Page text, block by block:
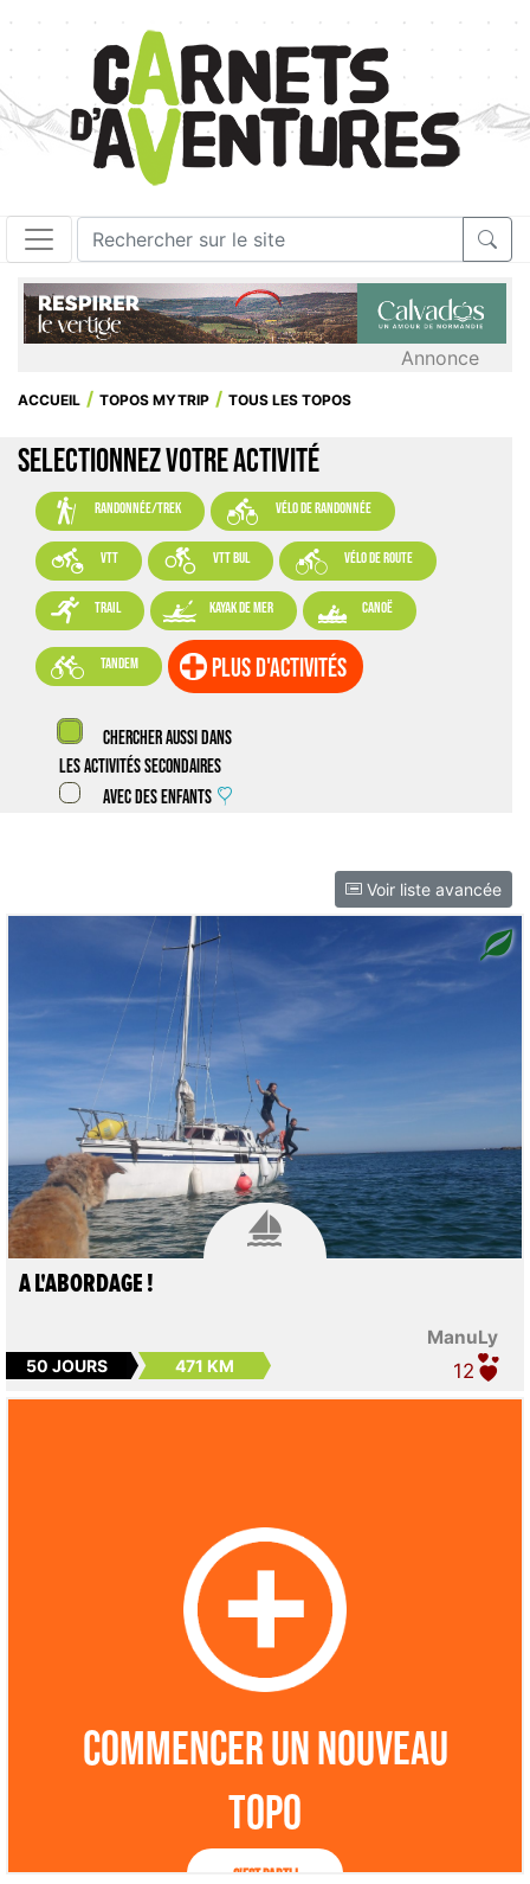
Annonce
ACCUEIL TOPOS MYTRIP TOUS LES TOPOS
SELECTIONNEZ VOTRE ACTIVITÉ
 randonnée/trek  vélo de randonnée
 VTT  VTT BUL  vélo de route
 trail  kayak de mer  canoë
 tandem plus d'activités
Chercher aussi dans
les activités secondaires
Avec des enfants
Voir liste avancée

ManuLy
A L'ABORDAGE !
50 JOURS 471 KM 12
Commencer un nouveau
topo
C'est parti !